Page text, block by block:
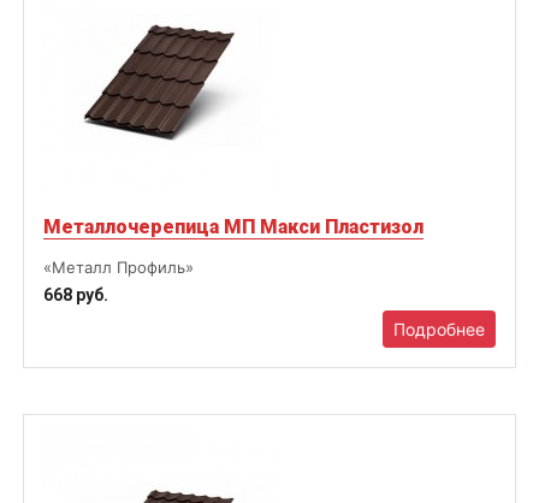
Металлочерепица МП Макси Пластизол
«Металл Профиль»
668 руб.
Подробнее